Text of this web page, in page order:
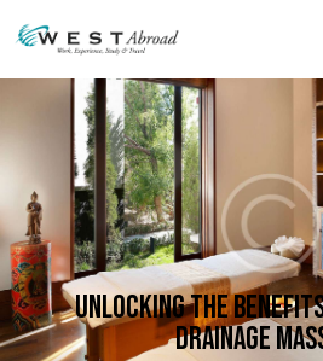
TRENDING
UNLOCKING THE
DRAINAGE